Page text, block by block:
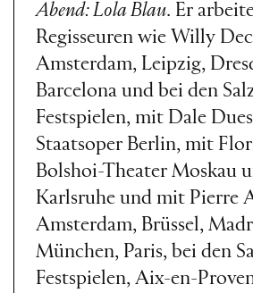
Abend: Lola Blau. Er
Regisseuren wie Willy
Amsterdam, Leipzig,
Barcelona und bei den
Festspielen, mit Dale
Staatsoper Berlin, mit
Bolshoi-Theater Moskau
Karlsruhe und mit Pierre
Amsterdam, Brüssel,
München, Paris, bei den
Festspielen, Aix-en-